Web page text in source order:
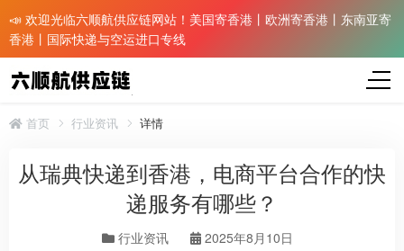
📣 欢迎光临六顺航供应链网站！美国寄香港丨欧洲寄香港丨东南亚寄
香港丨国际快递与空运进口专线
首页 行业资讯 详情
从瑞典快递到香港，电商平台合作的快
递服务有哪些？​
行业资讯 2025年8月10日